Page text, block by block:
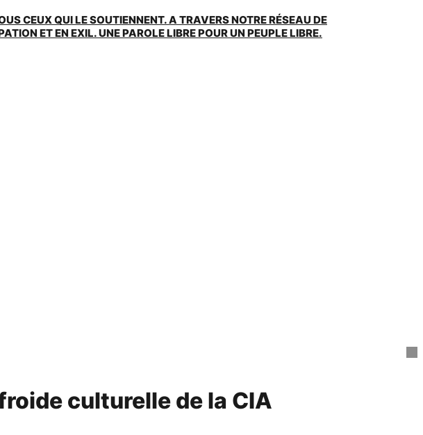
CEUX QUI LE SOUTIENNENT. A TRAVERS NOTRE RÉSEAU DE
ET EN EXIL. UNE PAROLE LIBRE POUR UN PEUPLE LIBRE.
culturelle de la CIA